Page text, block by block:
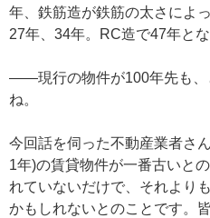
年、鉄筋造が鉄筋の太さによ
27年、34年。RC造で47年とな
——現行の物件が100年先も、
ね。
今回話を伺った不動産業者さ
1年)の賃貸物件が一番古いと
れていないだけで、それより
かもしれないとのことです。